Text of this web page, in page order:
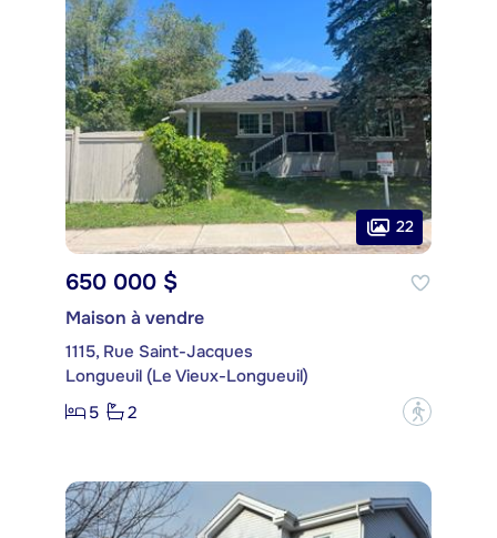
22
650 000 $
Maison à vendre
1115, Rue Saint-Jacques
Longueuil (Le Vieux-Longueuil)
5
2 ?